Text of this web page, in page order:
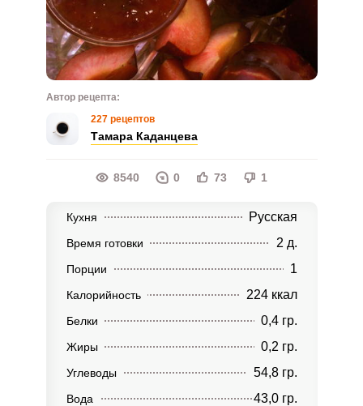
Автор рецепта:
227 рецептов
Тамара Каданцева
8540 0 73 1
Кухня Русская
Время готовки 2 д.
Порции 1
Калорийность 224 ккал
Белки 0,4 гр.
Жиры 0,2 гр.
Углеводы 54,8 гр.
Вода 43,0 гр.